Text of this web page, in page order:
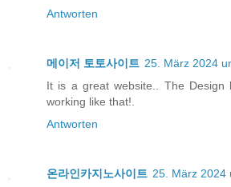
Antworten
메이저 토토사이트 25. März 2024
It is a great website.. The Design
working like that!.
Antworten
온라인카지노사이트 25. März 2024